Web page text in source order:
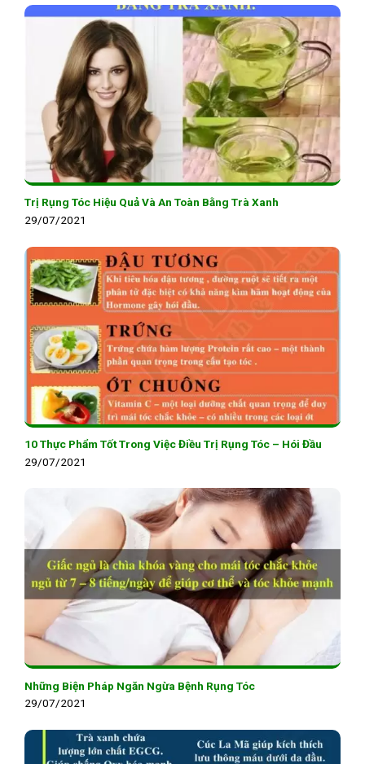
Trị Rụng Tóc Hiệu Quả Và An Toàn Bằng Trà Xanh
29/07/2021
10 Thực Phẩm Tốt Trong Việc Điều Trị Rụng Tóc – Hói Đầu
29/07/2021
Những Biện Pháp Ngăn Ngừa Bệnh Rụng Tóc
29/07/2021